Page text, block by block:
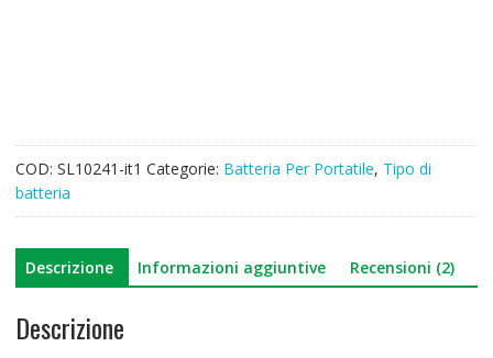
COD: SL10241-it1 Categorie: Batteria Per Portatile, Tipo di
batteria
Descrizione Informazioni aggiuntive Recensioni (2)
Descrizione